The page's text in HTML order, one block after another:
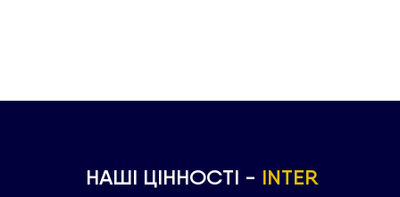
НАШІ ЦІННОСТІ - INTER